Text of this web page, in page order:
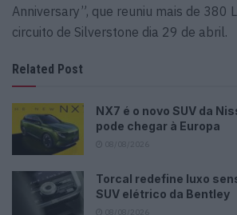
Anniversary”, que reuniu mais de 380
circuito de Silverstone dia 29 de abril.
Related Post
NX7 é o novo SUV da
pode chegar à Europa
Torcal redefine luxo
SUV elétrico da Bentley